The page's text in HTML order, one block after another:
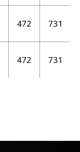
472 731
472 731